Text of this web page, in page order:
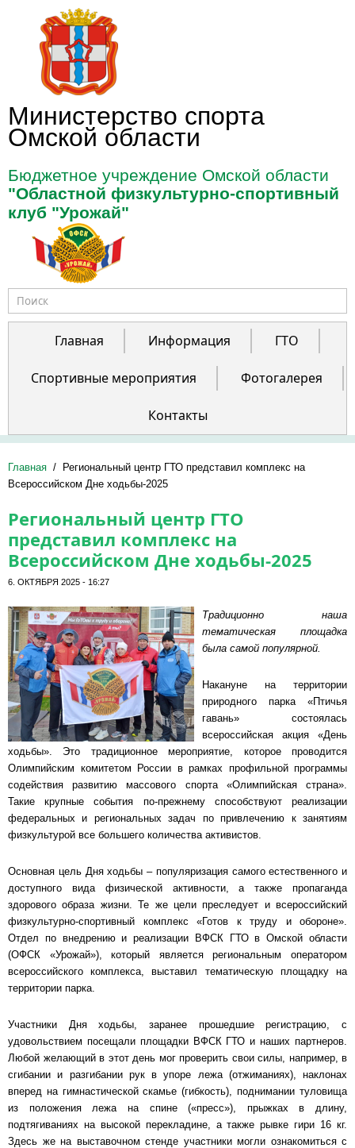
Перейти к основному содержанию
Министерство спорта
Омской области
Бюджетное учреждение Омской области
"Областной физкультурно-спортивный
клуб "Урожай"
Форма поиска
Главная
Информация ГТО
Спортивные мероприятия Фотогалерея
Контакты
Главная /
Региональный центр ГТО представил комплекс на
Всероссийском Дне ходьбы-2025
Региональный центр ГТО
представил комплекс на
Всероссийском Дне ходьбы-2025
6. ОКТЯБРЯ 2025 - 16:27
Традиционно наша
тематическая площадка
была самой популярной.
Накануне на территории
природного парка «Птичья
гавань» состоялась
всероссийская акция «День
ходьбы». Это традиционное мероприятие, которое проводится
Олимпийским комитетом России в рамках профильной программы
содействия развитию массового спорта «Олимпийская страна».
Такие крупные события по-прежнему способствуют реализации
федеральных и региональных задач по привлечению к занятиям
физкультурой все большего количества активистов.
Основная цель Дня ходьбы – популяризация самого естественного и
доступного вида физической активности, а также пропаганда
здорового образа жизни. Те же цели преследует и всероссийский
физкультурно-спортивный комплекс «Готов к труду и обороне».
Отдел по внедрению и реализации ВФСК ГТО в Омской области
(ОФСК «Урожай»), который является региональным оператором
всероссийского комплекса, выставил тематическую площадку на
территории парка.
Участники Дня ходьбы, заранее прошедшие регистрацию, с
удовольствием посещали площадки ВФСК ГТО и наших партнеров.
Любой желающий в этот день мог проверить свои силы, например, в
сгибании и разгибании рук в упоре лежа (отжиманиях), наклонах
вперед на гимнастической скамье (гибкость), поднимании туловища
из положения лежа на спине («пресс»), прыжках в длину,
подтягиваниях на высокой перекладине, а также рывке гири 16 кг.
Здесь же на выставочном стенде участники могли ознакомиться с